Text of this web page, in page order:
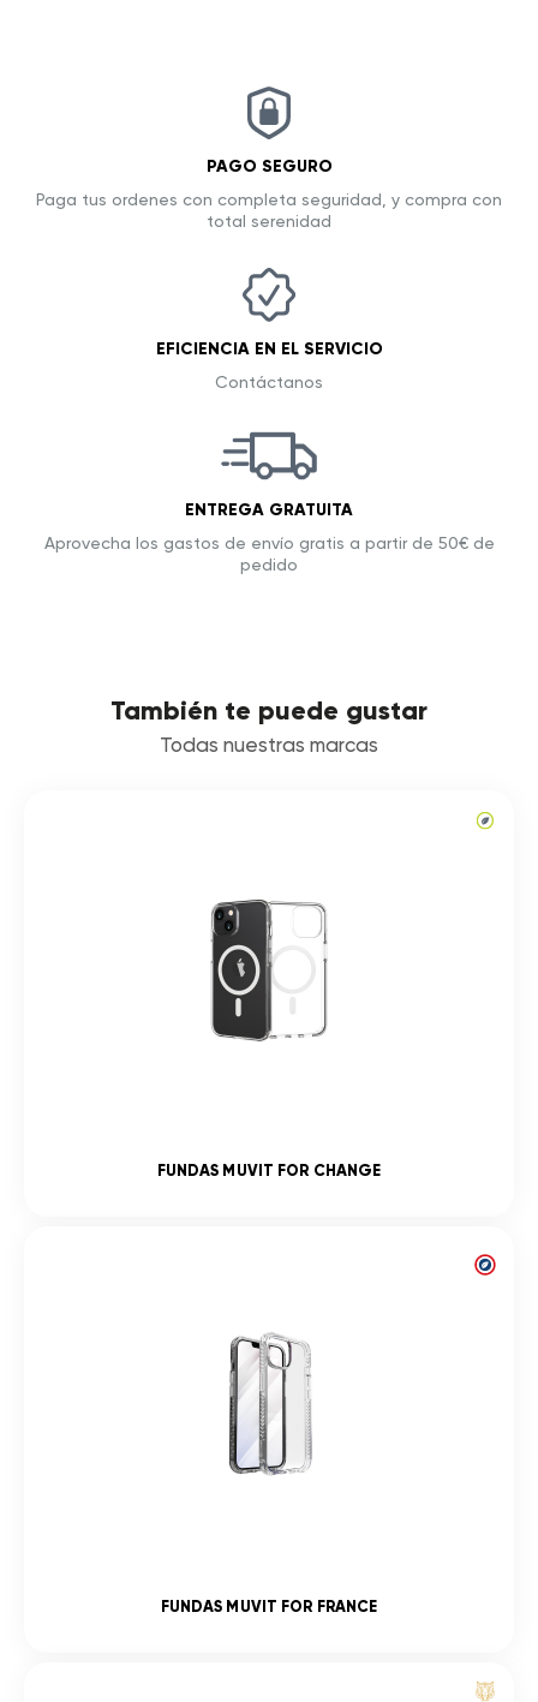
PAGO SEGURO
Paga tus ordenes con completa seguridad, y compra con
total serenidad
EFICIENCIA EN EL SERVICIO
Contáctanos
ENTREGA GRATUITA
Aprovecha los gastos de envío gratis a partir de 50€ de
pedido
También te puede gustar
Todas nuestras marcas
FUNDAS MUVIT FOR CHANGE
FUNDAS MUVIT FOR FRANCE